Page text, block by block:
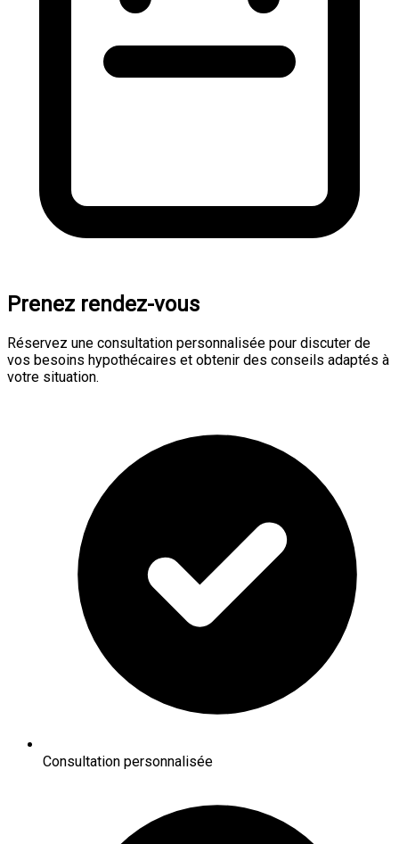
Prenez rendez-vous
Réservez une consultation personnalisée pour discuter de
vos besoins hypothécaires et obtenir des conseils adaptés à
votre situation.
Consultation personnalisée